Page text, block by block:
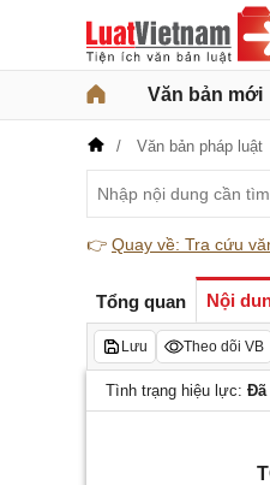
Văn bản mới
Văn bản pháp luật
👉 Quay về: Tra cứu
Tổng quan Nội
Lưu Theo dõi VB
Tình trạng hiệu lực: Đã